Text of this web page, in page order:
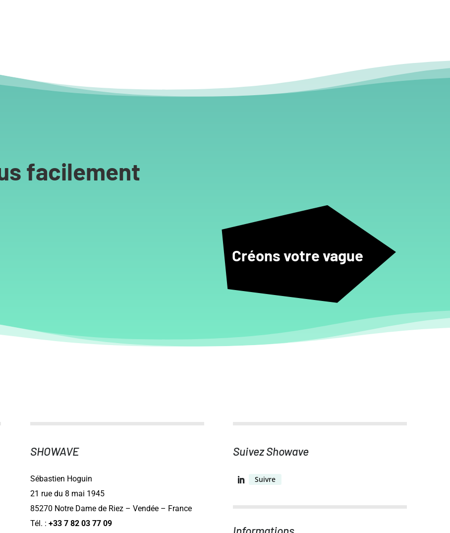
facilement
Créons votre vague
SHOWAVE
Sébastien Hoguin
21 rue du 8 mai 1945
85270 Notre Dame de Riez – Vendée – France
Tél. : +33 7 82 03 77 09
Suivez Showave
Suivre